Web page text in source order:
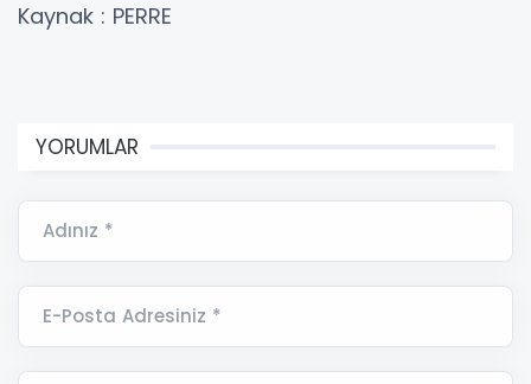
Kaynak : PERRE
YORUMLAR
Adınız *
E-Posta Adresiniz *